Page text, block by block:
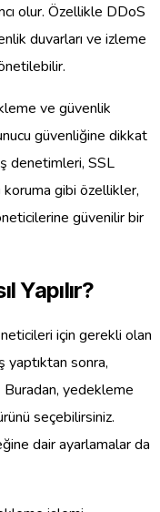
olur. Özellikle DDoS
duvarları ve izleme
ve güvenlik
güvenliğine dikkat
denetimleri, SSL
koruma gibi özellikler,
güvenilir bir
Yapılır?
için gerekli olan
sonra,
Buradan, yedekleme
seçebilirsiniz.
dair ayarlamalar da